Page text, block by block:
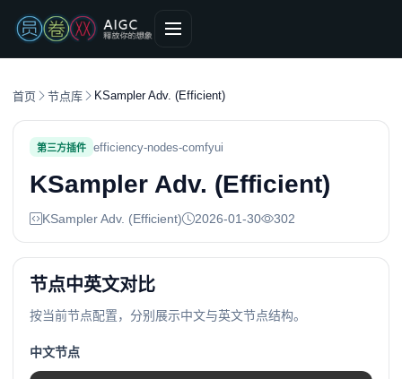
首页 节点库 KSampler Adv. (Efficient)
第三方插件 efficiency-nodes-comfyui
KSampler Adv. (Efficient)
KSampler Adv. (Efficient) 2026-01-30 302
节点中英文对比
按当前节点配置，分别展示中文与英文节点结构。
中文节点